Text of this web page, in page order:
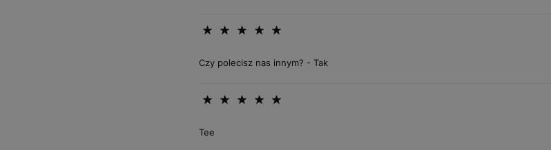
Czy polecisz nas innym? - Tak
Tee